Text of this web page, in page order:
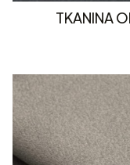
TKANINA